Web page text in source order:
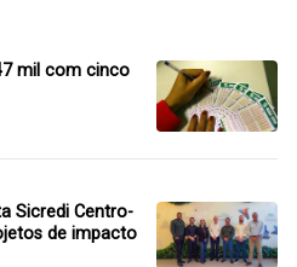
mil com cinco
Sicredi Centro-
de impacto